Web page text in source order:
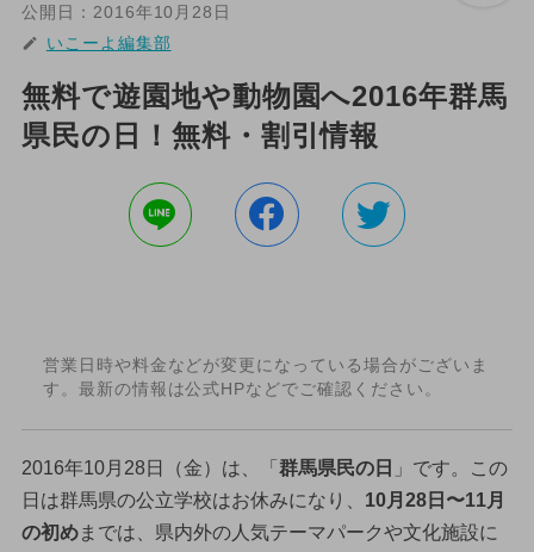
公開日： 2016年10月28日
いこーよ編集部
無料で遊園地や動物園へ2016年群馬
県民の日！無料・割引情報
営業日時や料金などが変更になっている場合がございま
す。最新の情報は公式HPなどでご確認ください。
2016年10月28日（金）は、「 群馬県民の日 」です。この
日は群馬県の公立学校はお休みになり、 10月28日〜11月
の初めまでは、県内外の人気テーマパークや文化施設に